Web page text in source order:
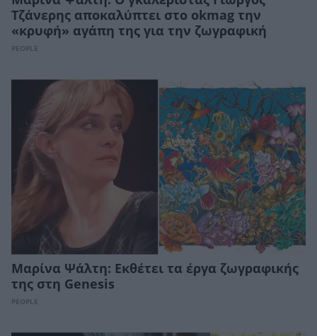
Τζάνερης αποκαλύπτει στο okmag την
«κρυφή» αγάπη της για την ζωγραφική
PEOPLE
Μαρίνα Ψάλτη: Εκθέτει τα έργα ζωγραφικής
της στη Genesis
PEOPLE